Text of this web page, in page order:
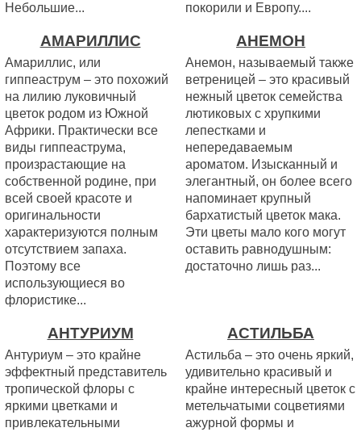
Небольшие...
покорили и Европу....
АМАРИЛЛИС
Амариллис, или
гиппеаструм – это похожий
на лилию луковичный
цветок родом из Южной
Африки. Практически все
виды гиппеаструма,
произрастающие на
собственной родине, при
всей своей красоте и
оригинальности
характеризуются полным
отсутствием запаха.
Поэтому все
использующиеся во
флористике...
АНЕМОН
Анемон, называемый также
ветреницей – это красивый
нежный цветок семейства
лютиковых с хрупкими
лепестками и
непередаваемым
ароматом. Изысканный и
элегантный, он более всего
напоминает крупный
бархатистый цветок мака.
Эти цветы мало кого могут
оставить равнодушным:
достаточно лишь раз...
АНТУРИУМ
Антуриум – это крайне
эффектный представитель
тропической флоры с
яркими цветками и
привлекательными
АСТИЛЬБА
Астильба – это очень яркий,
удивительно красивый и
крайне интересный цветок с
метельчатыми соцветиями
ажурной формы и